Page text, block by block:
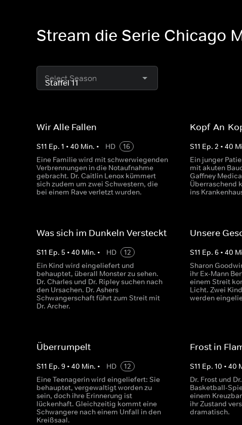
Stream die Serie Chicago
Select Season
Wir Alle Fallen
S11 Ep. 1 • 40 Min. • HD
16
Eine Familie wird mit schwerwiegenden
Verbrennungen in die Notaufnahme
gebracht. Dr. Caitlin Lenox kümmert
sich zudem um zwei Schwestern, die
bei einem Rave verletzt wurden.
Kopf-An-
S11 Ep.2 •40
Ein junger
mit akuten
Gaffney
Überraschend
ins
Was sich im Dunkeln Versteckt
S11 Ep. 5 • 40 Min. • HD
12
Ein Kind wird eingeliefert und
behauptet, überall Monster zu sehen.
Dr. Charles und Dr. Ripley suchen nach
den Ursachen. Dr. Ashers
Schwangerschaft führt zum Streit mit
Dr. Archer.
Unsere
S11 Ep.6 •40
Sharon
ihr Ex-Mann
einem Streit
Licht. Zwei
werden
Überrumpelt
S11 Ep. 9 • 40 Min. • HD
12
Eine Teenagerin wird eingeliefert: Sie
behauptet, vergewaltigt worden zu
sein, doch ihre Erinnerung ist
lückenhaft. Gleichzeitig kommt eine
Schwangere nach einem Unfall in den
Kreißsaal.
Frost in
S11 Ep.10 •40
Dr. Frost und
Basketball-
einem
ihr Zustand
dramatisch.